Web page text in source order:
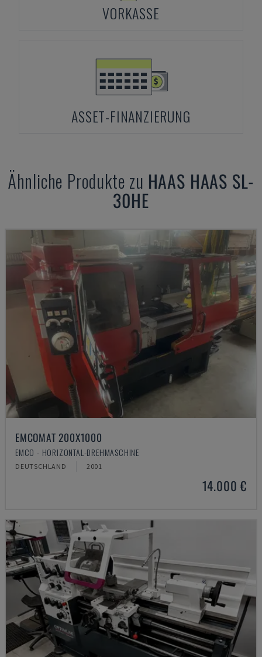
VORKASSE
ASSET-FINANZIERUNG
Ähnliche Produkte zu HAAS HAAS SL-
30HE
EMCOMAT 200X1000
EMCO - HORIZONTAL-DREHMASCHINE
DEUTSCHLAND 2001
14.000 €